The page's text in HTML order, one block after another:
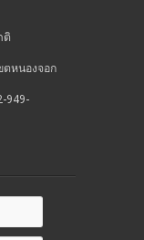
ติ
ตหนองจอก
949-